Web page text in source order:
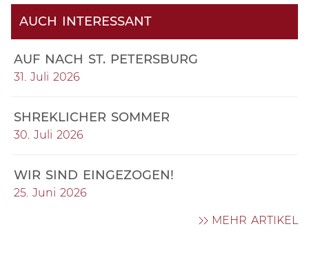
AUCH INTERESSANT
AUF NACH ST. PETERSBURG
31. Juli 2026
SHREKLICHER SOMMER
30. Juli 2026
WIR SIND EINGEZOGEN!
25. Juni 2026
MEHR ARTIKEL